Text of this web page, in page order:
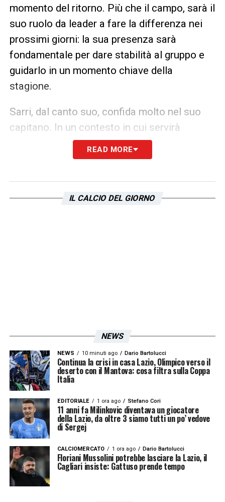
momento del ritorno. Più che il campo, sarà il
suo ruolo da leader a fare la differenza nei
prossimi giorni: la sua presenza sarà
fondamentale per dare stabilità al gruppo e
guidarlo in un momento chiave della
stagione.
Sarri, dal canto suo, confida molto nel suo
capitano. In un contesto in cui servirà
compattezza mentale e spirito di sacrificio,
dovrà essere l’uomo in grado di
secondo ciclo del Coma
READ MORE
IL CALCIO DEL GIORNO
NEWS
NEWS 10 minuti ago Dario Bartolucci
Continua la crisi in casa Lazio, Olimpico verso il
deserto con il Mantova: cosa filtra sulla Coppa
Italia
EDITORIALE 1 ora ago Stefano Cori
11 anni fa Milinkovic diventava un giocatore
della Lazio, da oltre 3 siamo tutti un po’ vedove
di Sergej
CALCIOMERCATO 1 ora ago Dario Bartolucci
Floriani Mussolini potrebbe lasciare la Lazio, il
Cagliari insiste: Gattuso prende tempo